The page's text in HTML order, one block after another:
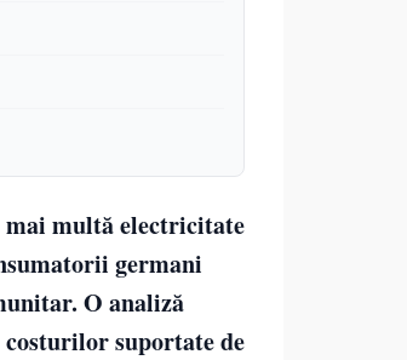
mai multă electricitate
germani
O analiză
costurilor suportate de